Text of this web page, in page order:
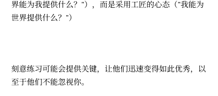
界能为我提供什么？"），而是采用工匠的心态（"我能为
世界提供什么？"）
刻意练习可能会提供关键，让他们迅速变得如此优秀，以
至于他们不能忽视你。